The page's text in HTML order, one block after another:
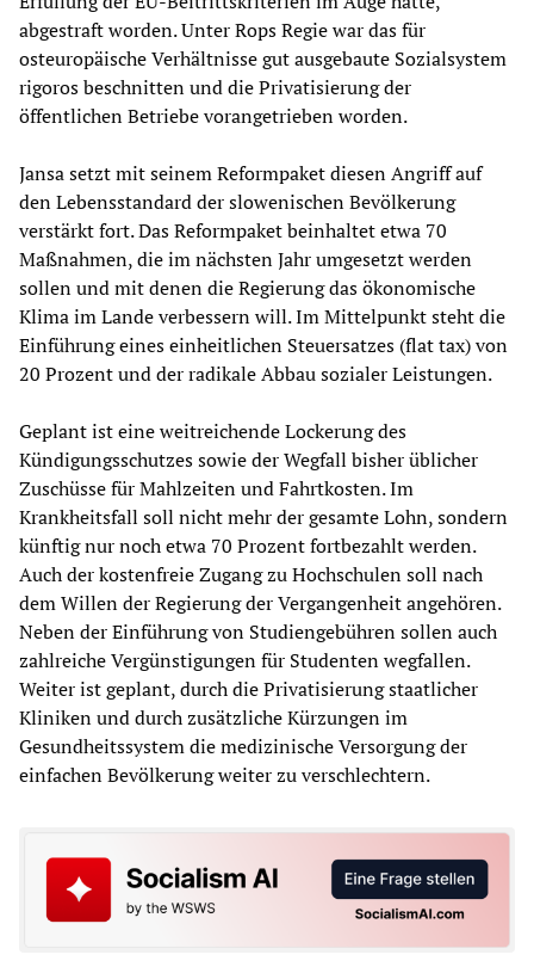
abgestraft worden. Unter Rops Regie war das für
osteuropäische Verhältnisse gut ausgebaute Sozialsystem
rigoros beschnitten und die Privatisierung der
öffentlichen Betriebe vorangetrieben worden.
Jansa setzt mit seinem Reformpaket diesen Angriff auf
den Lebensstandard der slowenischen Bevölkerung
verstärkt fort. Das Reformpaket beinhaltet etwa 70
Maßnahmen, die im nächsten Jahr umgesetzt werden
sollen und mit denen die Regierung das ökonomische
Klima im Lande verbessern will. Im Mittelpunkt steht die
Einführung eines einheitlichen Steuersatzes (flat tax) von
20 Prozent und der radikale Abbau sozialer Leistungen.
Geplant ist eine weitreichende Lockerung des
Kündigungsschutzes sowie der Wegfall bisher üblicher
Zuschüsse für Mahlzeiten und Fahrtkosten. Im
Krankheitsfall soll nicht mehr der gesamte Lohn, sondern
künftig nur noch etwa 70 Prozent fortbezahlt werden.
Auch der kostenfreie Zugang zu Hochschulen soll nach
dem Willen der Regierung der Vergangenheit angehören.
Neben der Einführung von Studiengebühren sollen auch
zahlreiche Vergünstigungen für Studenten wegfallen.
Weiter ist geplant, durch die Privatisierung staatlicher
Kliniken und durch zusätzliche Kürzungen im
Gesundheitssystem die medizinische Versorgung der
einfachen Bevölkerung weiter zu verschlechtern.